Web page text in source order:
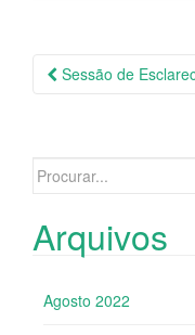
Sessão de
Search for:
Arquivos
Agosto 2022